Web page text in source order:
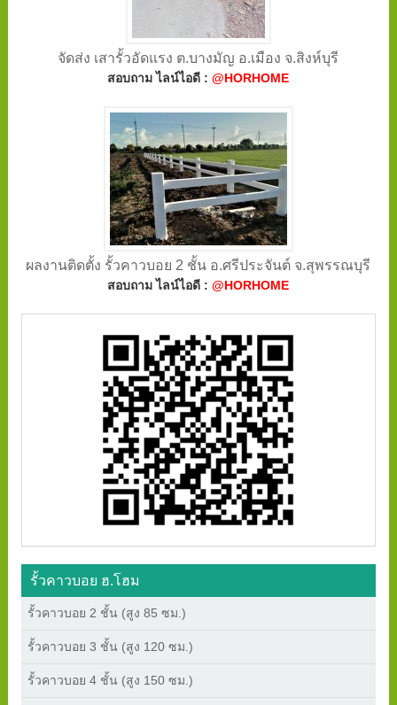
จัดส่ง เสารั้วอัดแรง ต.บางมัญ อ.เมือง จ.สิงห์บุรี
สอบถาม ไลน์ไอดี :@HORHOME
ผลงานติดตั้ง รั้วคาวบอย 2 ชั้น อ.ศรีประจันต์ จ.สุพรรณบุรี
สอบถาม ไลน์ไอดี :@HORHOME
รั้วคาวบอย ฮ.โฮม
รั้วคาวบอย 2 ชั้น (สูง 85 ซม.)
รั้วคาวบอย 3 ชั้น (สูง 120 ซม.)
รั้วคาวบอย 4 ชั้น (สูง 150 ซม.)